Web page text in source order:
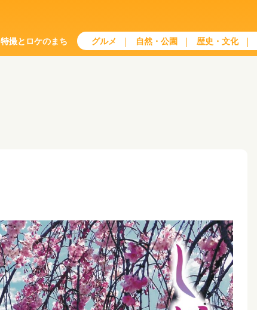
特撮とロケのまち グルメ 自然・公園 歴史・文化